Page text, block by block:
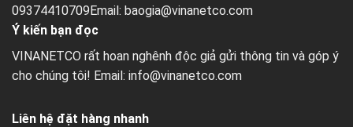
09374410709Email: baogia@vinanetco.com
Ý kiến bạn đọc
VINANETCO rất hoan nghênh độc giả gửi thông tin và góp ý
cho chúng tôi! Email: info@vinanetco.com
Liên hệ đặt hàng nhanh